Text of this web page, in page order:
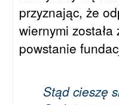
przyznając, że
wiernymi
powstanie
Stąd cieszę